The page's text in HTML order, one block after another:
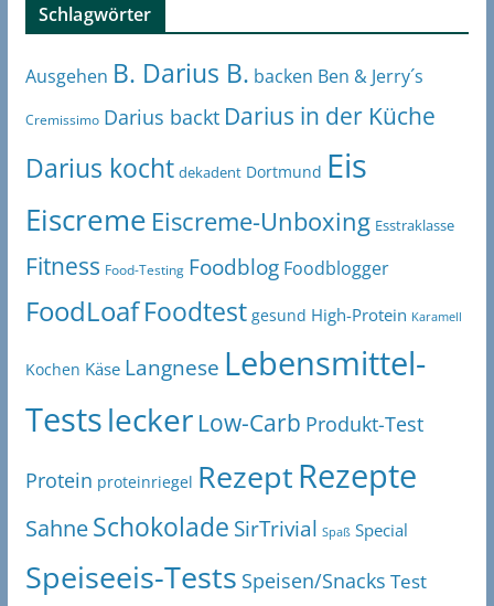
Schlagwörter
Ausgehen B. Darius B. backen Ben & Jerry´s
Cremissimo Darius backt Darius in der Küche
Darius kocht dekadent Dortmund Eis
Eiscreme Eiscreme-Unboxing Esstraklasse
Fitness Food-Testing Foodblog Foodblogger
FoodLoaf Foodtest gesund High-Protein Karamell
Kochen Käse Langnese Lebensmittel-
Testslecker Low-Carb Produkt-Test
Protein proteinriegel RezeptRezepte
SahneSchokolade SirTrivial Spaß Special
Speiseeis-Tests Speisen/Snacks Test